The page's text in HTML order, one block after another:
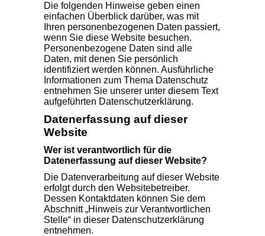
Die folgenden Hinweise geben einen
einfachen Überblick darüber, was mit
Ihren personenbezogenen Daten passiert,
wenn Sie diese Website besuchen.
Personenbezogene Daten sind alle
Daten, mit denen Sie persönlich
identifiziert werden können. Ausführliche
Informationen zum Thema Datenschutz
entnehmen Sie unserer unter diesem Text
aufgeführten Datenschutzerklärung.
Datenerfassung auf dieser
Website
Wer ist verantwortlich für die
Datenerfassung auf dieser Website?
Die Datenverarbeitung auf dieser Website
erfolgt durch den Websitebetreiber.
Dessen Kontaktdaten können Sie dem
Abschnitt „Hinweis zur Verantwortlichen
Stelle“ in dieser Datenschutzerklärung
entnehmen.